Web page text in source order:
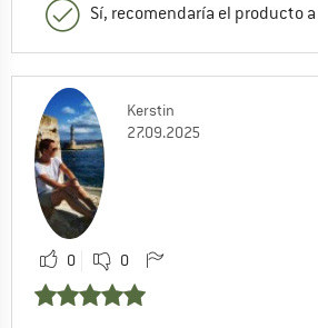
Sí, recomendaría el producto
Kerstin
27.09.2025
0 0